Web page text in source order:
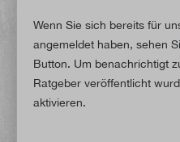
Wenn Sie sich bereits für
angemeldet haben, sehen
Button. Um benachrichtigt
Ratgeber veröffentlicht
aktivieren.